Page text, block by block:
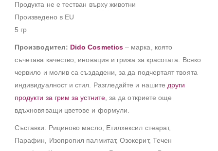
Продукта не е тестван върху животни
Произведено в EU
5 гр
Производител: Dido Cosmetics– марка, която
съчетава качество, иновация и грижа за красотата. Всяко
червило и молив са създадени, за да подчертаят твоята
индивидуалност и стил. Разгледайте и нашитедруги
продукти за грим за устните, за да откриете още
вдъхновяващи цветове и формули.
Съставки: Рициново масло, Етилхексил стеарат,
Парафин, Изопропил палмитат, Озокерит, Течен